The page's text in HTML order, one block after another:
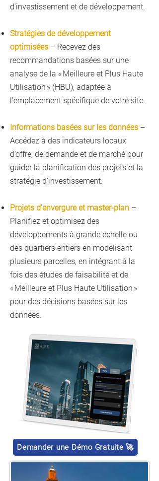
d’investissement et de développement.
Stratégies de développement
optimisées – Recevez des
recommandations basées sur une
analyse de la « Meilleure et Plus Haute
Utilisation » (HBU), adaptée à
l’emplacement spécifique de votre site.
Informations basées sur les données –
Accédez à des indicateurs locaux
d’offre, de demande et de marché pour
guider la planification des projets et la
stratégie d’investissement.
Projets d'envergure et master-plan –
Planifiez et optimisez des
développements à grande échelle ou
des quartiers entiers en modélisant
plusieurs parcelles, en intégrant à la
fois des études de faisabilité et de
« Meilleure et Plus Haute Utilisation »
pour des décisions basées sur les
données.
Demander une Démo Gratuite 🚀